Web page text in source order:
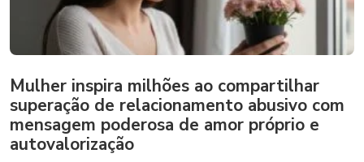
Mulher inspira milhões ao compartilhar
superação de relacionamento abusivo com
mensagem poderosa de amor próprio e
autovalorização